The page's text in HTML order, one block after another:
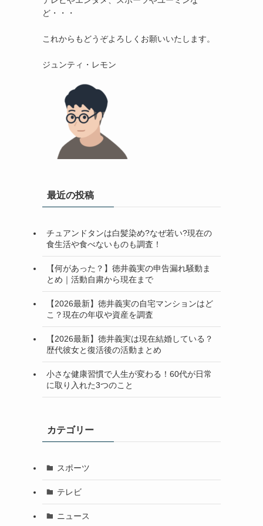
ど・・・
これからもどうぞよろしくお願いいたします。
最近の投稿
チュアンドタンは白髪染め?なぜ若い?現在の
食生活や食べないものも調査！
【何があった？】徳井義実の申告漏れ騒動ま
とめ｜活動自粛から現在まで
【2026最新】徳井義実の自宅マンションはど
こ？現在の年収や資産を調査
【2026最新】徳井義実は現在結婚している？
歴代彼女と復活後の活動まとめ
小さな健康習慣で人生が変わる！60代が日常
に取り入れた3つのこと
カテゴリー
スポーツ
テレビ
ニュース